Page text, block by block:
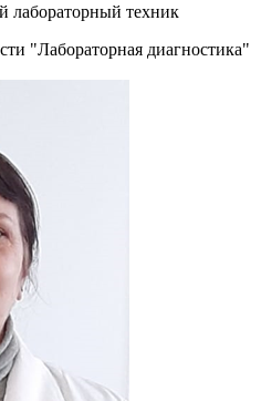
лабораторный техник
"Лабораторная диагностика"